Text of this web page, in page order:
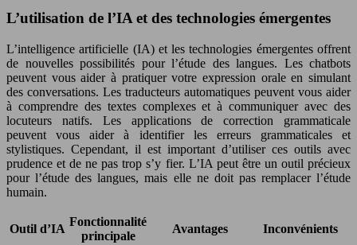
L’utilisation de l’IA et des technologies émergentes
L’intelligence artificielle (IA) et les technologies émergentes offrent
de nouvelles possibilités pour l’étude des langues. Les chatbots
peuvent vous aider à pratiquer votre expression orale en simulant
des conversations. Les traducteurs automatiques peuvent vous aider
à comprendre des textes complexes et à communiquer avec des
locuteurs natifs. Les applications de correction grammaticale
peuvent vous aider à identifier les erreurs grammaticales et
stylistiques. Cependant, il est important d’utiliser ces outils avec
prudence et de ne pas trop s’y fier. L’IA peut être un outil précieux
pour l’étude des langues, mais elle ne doit pas remplacer l’étude
humain.
Outil d’IA
Fonctionnalité
principale
Avantages Inconvénients